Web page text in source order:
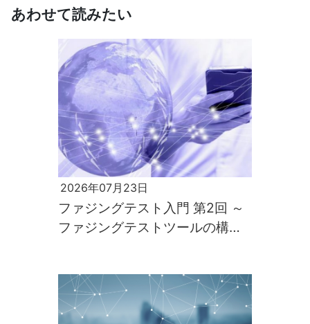
あわせて読みたい
2026年07月23日
ファジングテスト入門 第2回 ～
ファジングテストツールの構築